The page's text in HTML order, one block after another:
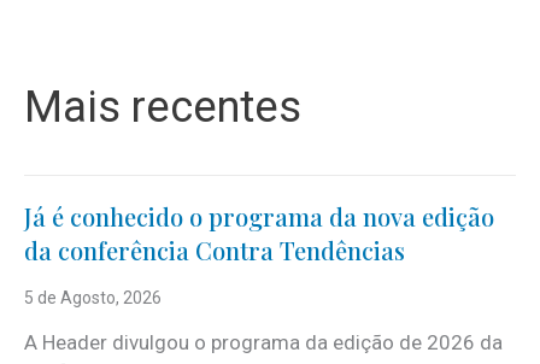
Mais recentes
Já é conhecido o programa da nova edição
da conferência Contra Tendências
5 de Agosto, 2026
A Header divulgou o programa da edição de 2026 da